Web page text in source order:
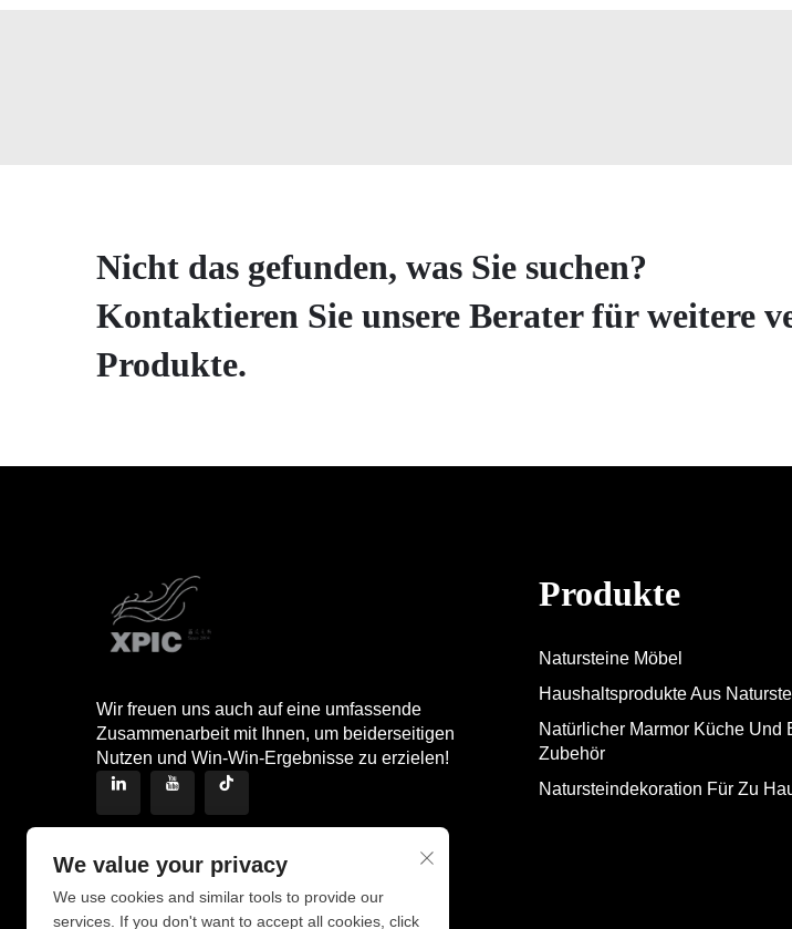
Nicht das gefunden, was Sie suchen?
Kontaktieren Sie unsere Berater für weitere
Produkte.
Wir freuen uns auch auf eine umfassende
Zusammenarbeit mit Ihnen, um beiderseitigen
Nutzen und Win-Win-Ergebnisse zu erzielen!
Produkte
Natursteine Möbel
Haushaltsprodukte Aus
Natürlicher Marmor Küche Und
Zubehör
Natursteindekoration Für Zu
We value your privacy
We use cookies and similar tools to provide our
services. If you don't want to accept all cookies, click